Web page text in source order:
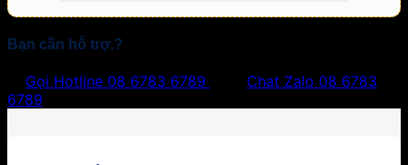
Bạn cần hỗ trợ.?
Gọi Hotline 08 6783 6789 Chat Zalo 08 6783
6789